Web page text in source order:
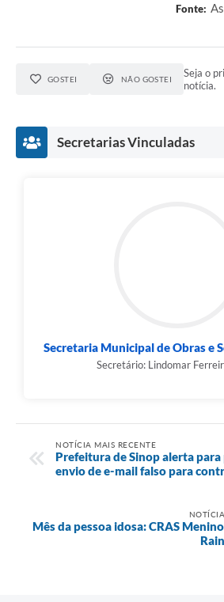
Fonte:
GOSTEI NÃO GOSTEI
Seja o
notícia.
Secretarias Vinculadas
Secretaria Municipal de Obras e
Secretário: Lindomar
NOTÍCIA MAIS RECENTE
Prefeitura de Sinop alerta
envio de e-mail falso para
Mês da pessoa idosa: CRAS